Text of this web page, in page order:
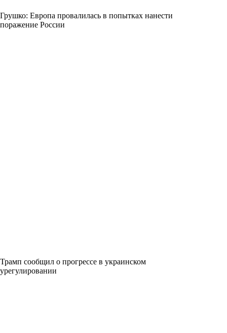
Грушко: Европа провалилась в попытках нанести
поражение России
Трамп сообщил о прогрессе в украинском
урегулировании